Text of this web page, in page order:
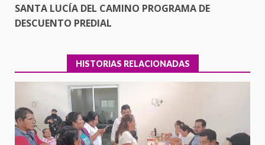
SANTA LUCÍA DEL CAMINO PROGRAMA DE
DESCUENTO PREDIAL
HISTORIAS RELACIONADAS